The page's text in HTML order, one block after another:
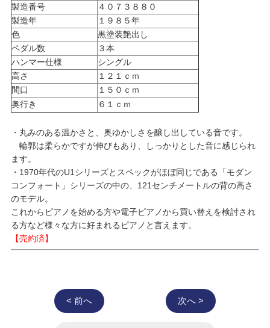
製造番号
４０７３８８０
製造年
１９８５年
色
黒塗装艶出し
ペダル数
３本
ハンマー仕様
シングル
高さ
１２１ｃｍ
間口
１５０ｃｍ
奥行き
６１ｃｍ
・丸みのある温かさと、奥ゆかしさを醸し出している音です。
輪郭は柔らかですが伸びもあり、しっかりとした音に感じられ
ます。
・1970年代のU1シリーズとスペックがほぼ同じである「モダン
コンフォート」シリーズの中の、121センチメートルの背の高さ
のモデル。
これからピアノを始める方や電子ピアノから買い替えを検討され
る方など様々な方に好まれるピアノと言えます。
【売約済】
< 前へ 次へ >